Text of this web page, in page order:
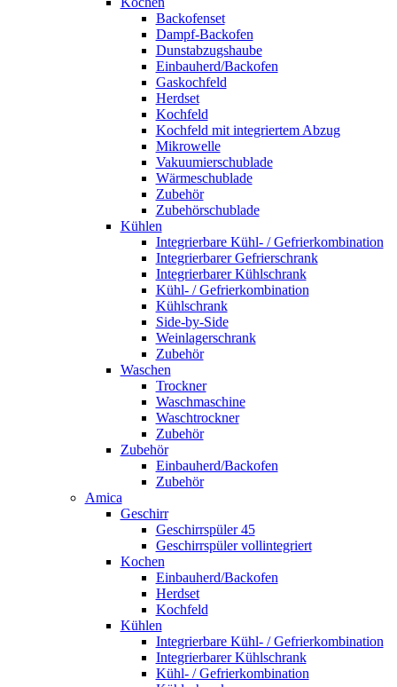
Backofenset
Dampf-Backofen
Dunstabzugshaube
Einbauherd/Backofen
Gaskochfeld
Herdset
Kochfeld
Kochfeld mit integriertem Abzug
Mikrowelle
Vakuumierschublade
Wärmeschublade
Zubehör
Zubehörschublade
Kühlen
Integrierbare Kühl- / Gefrierkombination
Integrierbarer Gefrierschrank
Integrierbarer Kühlschrank
Kühl- / Gefrierkombination
Kühlschrank
Side-by-Side
Weinlagerschrank
Zubehör
Waschen
Trockner
Waschmaschine
Waschtrockner
Zubehör
Zubehör
Einbauherd/Backofen
Zubehör
Amica
Geschirr
Geschirrspüler 45
Geschirrspüler vollintegriert
Kochen
Einbauherd/Backofen
Herdset
Kochfeld
Kühlen
Integrierbare Kühl- / Gefrierkombination
Integrierbarer Kühlschrank
Kühl- / Gefrierkombination